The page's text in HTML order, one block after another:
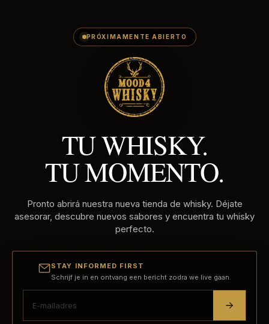
PRÓXIMAMENTE ABIERTO
TU WHISKY.
TU MOMENTO.
Pronto abrirá nuestra nueva tienda de whisky. Déjate
asesorar, descubre nuevos sabores y encuentra tu whisky
perfecto.
STAY INFORMED FIRST
Schrijf je in en ontvang een bericht zodra we live gaan.